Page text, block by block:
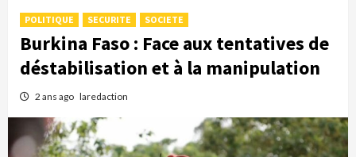
POLITIQUE SECURITE SOCIETE
Burkina Faso : Face aux tentatives de
déstabilisation et à la manipulation
2 ans ago laredaction